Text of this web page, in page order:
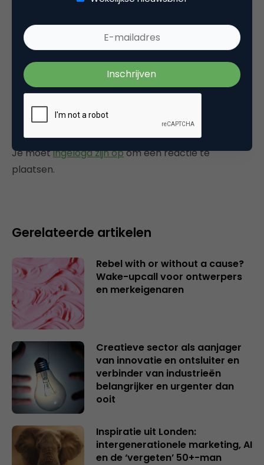
of een audio only stream ofzo. Of was dat
13 juli 2010 om 10:59
Plaats reactie
Je moetingelogd zijn opom een reactie te
plaatsen.
Gerelateerde artikelen
Rebel with or without a cause?
Wake-upcall voor ontwerpers
en merkeigenaren
Creatieve sector als aanjager
van innovatie en ontsluiter en
verbinder van industrieën
belangrijker en urgenter dan
ooit
Inspiratie uit Londen:
intergenerationele marketing, AI
en de ‘vergeten’ 50+-man